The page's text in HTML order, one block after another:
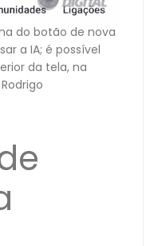
do botão de nova
a IA; é possível
da tela, na